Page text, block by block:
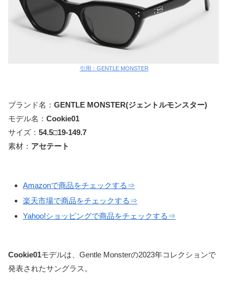
引用：GENTLE MONSTER
ブランド名： GENTLE MONSTER(ジェントルモンスター)
モデル名： Cookie01
サイズ： 54.5□19-149.7
素材： アセテート
Amazonで商品をチェックする⇒
楽天市場で商品をチェックする⇒
Yahoo!ショッピングで商品をチェックする⇒
Cookie01モデルは、Gentle Monsterの2023年コレクションで
発表されたサングラス。